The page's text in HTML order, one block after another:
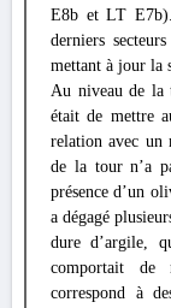
E8b et LT
derniers
mettant à jour la
Au niveau de la
était de mettre
relation avec un
de la tour n’a
présence d’un
a dégagé
dure d’argile,
comportait de
correspond à